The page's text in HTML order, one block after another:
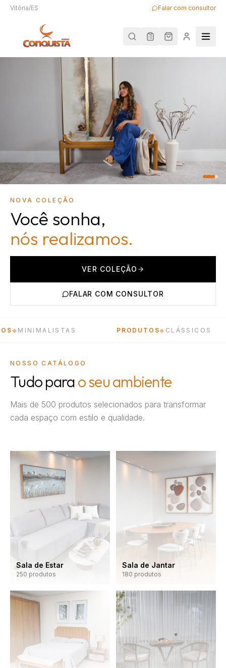
Vitória/ES Falar com consultor
NOVA COLEÇÃO
Você sonha,
nós realizamos.
VER COLEÇÃO
FALAR COM CONSULTOR
PRODUTOS CLÁSSICOS PRODUTOS
NOSSO CATÁLOGO
Tudo parao seu ambiente
Mais de 500 produtos selecionados para transformar
cada espaço com estilo e qualidade.
Sala de Estar
250 produtos
Sala de Jantar
180 produtos